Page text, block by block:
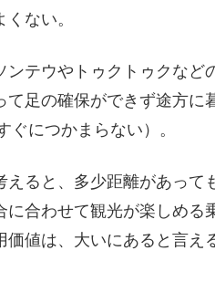
ない。
ンテウやトゥクトゥクな
て足の確保ができず途方に
ぐにつかまらない）。
えると、多少距離があっ
に合わせて観光が楽しめ
値は、大いにあると言え